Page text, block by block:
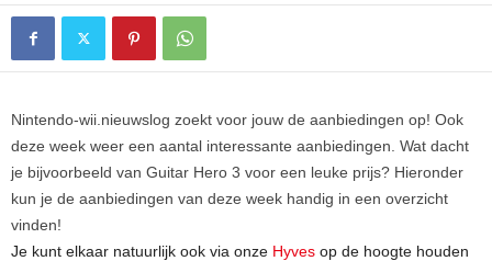
Nintendo-wii.nieuwslog zoekt voor jouw de aanbiedingen op! Ook
deze week weer een aantal interessante aanbiedingen. Wat dacht
je bijvoorbeeld van Guitar Hero 3 voor een leuke prijs? Hieronder
kun je de aanbiedingen van deze week handig in een overzicht
vinden!
Je kunt elkaar natuurlijk ook via onze Hyves op de hoogte houden